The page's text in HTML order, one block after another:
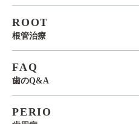
ROOT
根管治療
FAQ
歯のQ&A
PERIO